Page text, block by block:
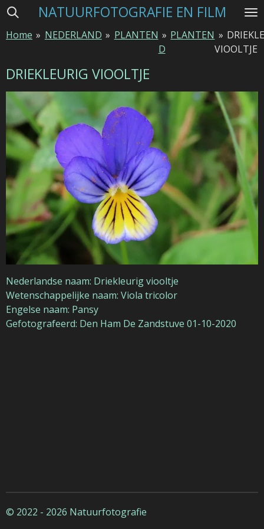
Ga
naar
hoofdinhoud
NATUURFOTOGRAFIE EN FILM
Home » NEDERLAND » PLANTEN » PLANTEN
D
»
VIOOLTJE
DRIEKLEURIG VIOOLTJE
Nederlandse naam: Driekleurig viooltje
Wetenschappelijke naam: Viola tricolor
Engelse naam: Pansy
Gefotografeerd: Den Ham De Zandstuve 01-10-2020
© 2022 - 2026 Natuurfotografie